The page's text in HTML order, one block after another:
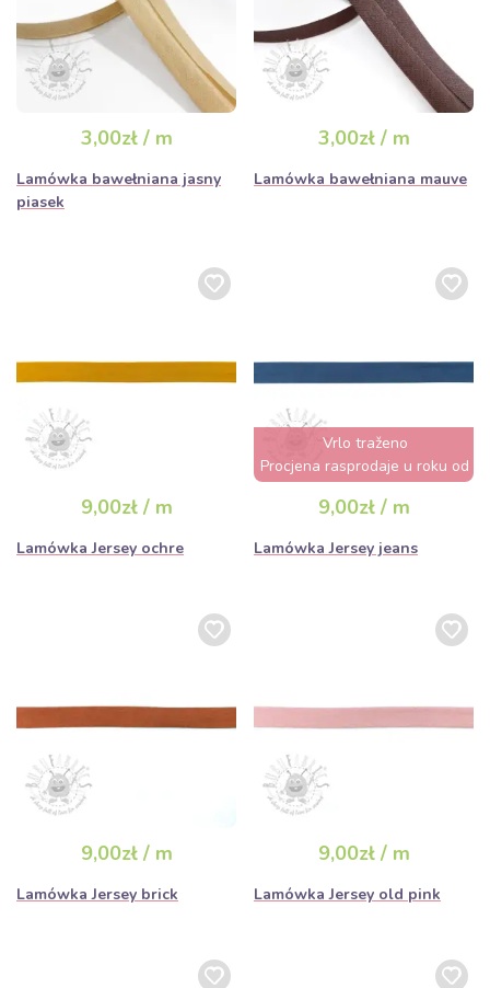
3,00zł / m
Lamówka bawełniana jasny
piasek
3,00zł / m
Lamówka bawełniana mauve
9,00zł / m
Lamówka Jersey ochre
Vrlo traženo
Procjena rasprodaje u roku od
nekoliko sati
9,00zł / m
Lamówka Jersey jeans
9,00zł / m
Lamówka Jersey brick
9,00zł / m
Lamówka Jersey old pink